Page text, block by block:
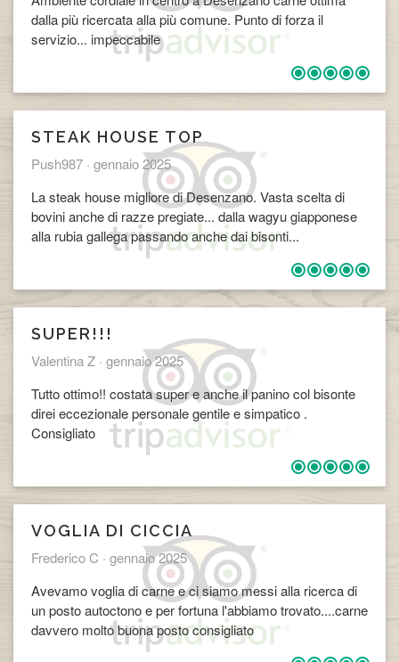
dalla più ricercata alla più comune. Punto di forza il
servizio... impeccabile
STEAK HOUSE TOP
Push987 · gennaio 2025
La steak house migliore di Desenzano. Vasta scelta di
bovini anche di razze pregiate... dalla wagyu giapponese
alla rubia gallega passando anche dai bisonti...
SUPER!!!
Valentina Z · gennaio 2025
Tutto ottimo!! costata super e anche il panino col bisonte
direi eccezionale personale gentile e simpatico .
Consigliato
VOGLIA DI CICCIA
Frederico C · gennaio 2025
Avevamo voglia di carne e ci siamo messi alla ricerca di
un posto autoctono e per fortuna l'abbiamo trovato....carne
davvero molto buona posto consigliato